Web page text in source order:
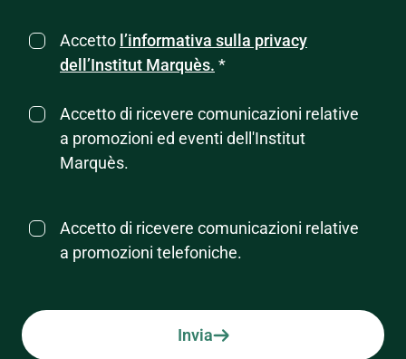
Accetto l’informativa sulla privacy
dell’Institut Marquès. *
Accetto di ricevere comunicazioni relative
a promozioni ed eventi dell'Institut
Marquès.
Accetto di ricevere comunicazioni relative
a promozioni telefoniche.
Invia